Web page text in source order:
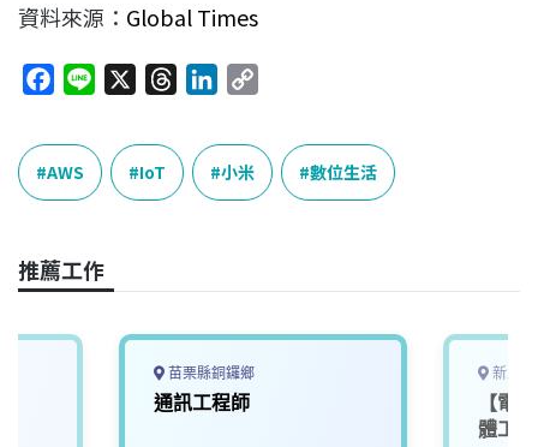
資料來源： Global Times
c
e
b
o
k
e
e
n
k
e
n
p
L
k
AWS IoT 小米 數位生活
推薦工作
苗栗縣銅鑼鄉
通訊工程師
新北
【電
體工